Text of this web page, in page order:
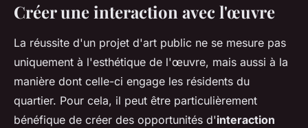
Créer une interaction avec l'œuvre
La réussite d'un projet d'art public ne se mesure pas
uniquement à l'esthétique de l'œuvre, mais aussi à la
manière dont celle-ci engage les résidents du
quartier. Pour cela, il peut être particulièrement
bénéfique de créer des opportunités d'interaction